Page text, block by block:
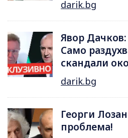
darik.bg
Явор
Само
скандали
darik.bg
Георги
проблема!